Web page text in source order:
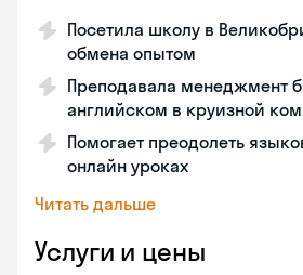
Посетила школу в
обмена опытом
Преподавала менеджмент
английском в круизной
Помогает преодолеть
онлайн уроках
Читать дальше
Услуги и цены